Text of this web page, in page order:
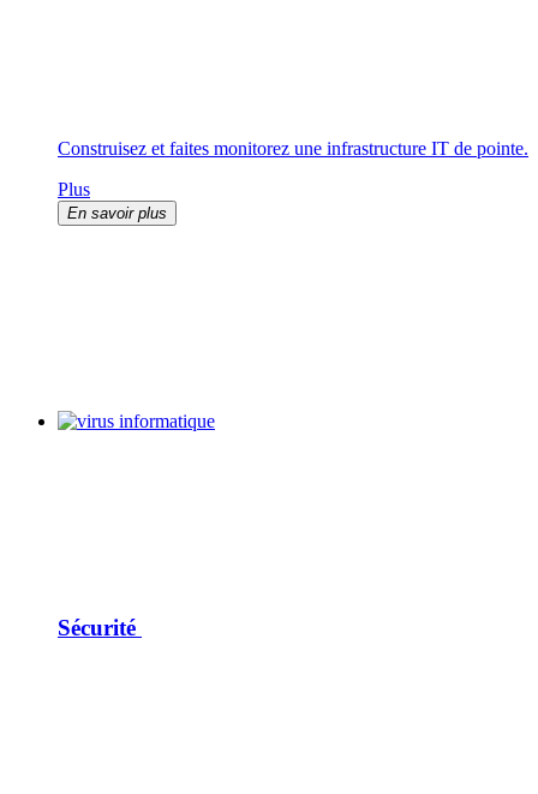
Construisez et faites monitorez une infrastructure IT de pointe.
Plus
En savoir plus
Sécurité